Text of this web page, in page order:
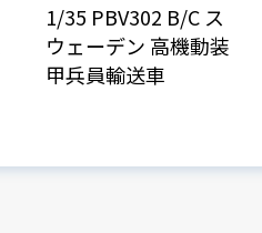
1/35 PBV302 B/C ス
ウェーデン 高機動装
甲兵員輸送車